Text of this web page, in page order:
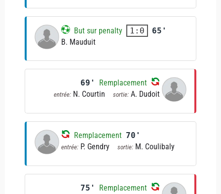
But sur penalty 1:0
65'
B. Mauduit
69' Remplacement
entrée: N. Courtin sortie: A. Dudoit
Remplacement 70'
entrée: P. Gendry sortie: M. Coulibaly
75' Remplacement